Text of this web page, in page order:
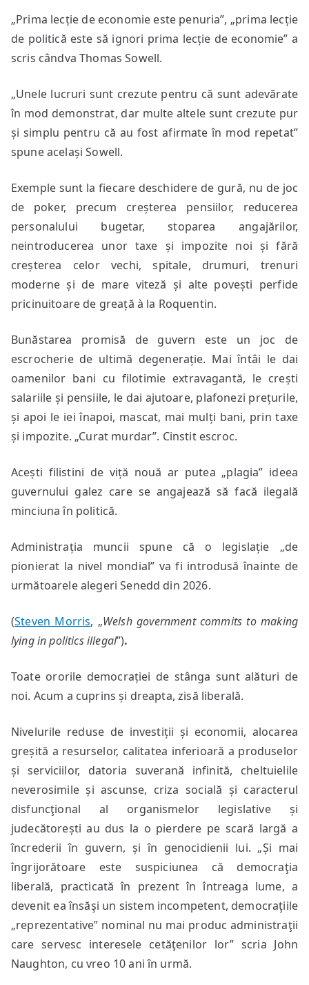
„Prima lecție de economie este penuria”, „prima lecție
de politică este să ignori prima lecție de economie” a
scris cândva Thomas Sowell.
„Unele lucruri sunt crezute pentru că sunt adevărate
în mod demonstrat, dar multe altele sunt crezute pur
și simplu pentru că au fost afirmate în mod repetat”
spune același Sowell.
Exemple sunt la fiecare deschidere de gură, nu de joc
de poker, precum creșterea pensiilor, reducerea
personalului bugetar, stoparea angajărilor,
neintroducerea unor taxe și impozite noi și fără
creșterea celor vechi, spitale, drumuri, trenuri
moderne și de mare viteză și alte povești perfide
pricinuitoare de greață à la Roquentin.
Bunăstarea promisă de guvern este un joc de
escrocherie de ultimă degenerație. Mai întâi le dai
oamenilor bani cu filotimie extravagantă, le crești
salariile și pensiile, le dai ajutoare, plafonezi prețurile,
și apoi le iei înapoi, mascat, mai mulți bani, prin taxe
și impozite. „Curat murdar”. Cinstit escroc.
Acești filistini de viță nouă ar putea „plagia” ideea
guvernului galez care se angajează să facă ilegală
minciuna în politică.
Administrația muncii spune că o legislație „de
pionierat la nivel mondial” va fi introdusă înainte de
următoarele alegeri Senedd din 2026.
(Steven Morris, „Welsh government commits to making
lying in politics illegal”).
Toate ororile democrației de stânga sunt alături de
noi. Acum a cuprins și dreapta, zisă liberală.
Nivelurile reduse de investiții și economii, alocarea
greșită a resurselor, calitatea inferioară a produselor
și serviciilor, datoria suverană infinită, cheltuielile
neverosimile și ascunse, criza socială și caracterul
disfuncţional al organismelor legislative și
judecătorești au dus la o pierdere pe scară largă a
încrederii în guvern, și în genocidienii lui. „Și mai
îngrijorătoare este suspiciunea că democraţia
liberală, practicată în prezent în întreaga lume, a
devenit ea însăşi un sistem incompetent, democraţiile
„reprezentative” nominal nu mai produc administraţii
care servesc interesele cetăţenilor lor” scria John
Naughton, cu vreo 10 ani în urmă.